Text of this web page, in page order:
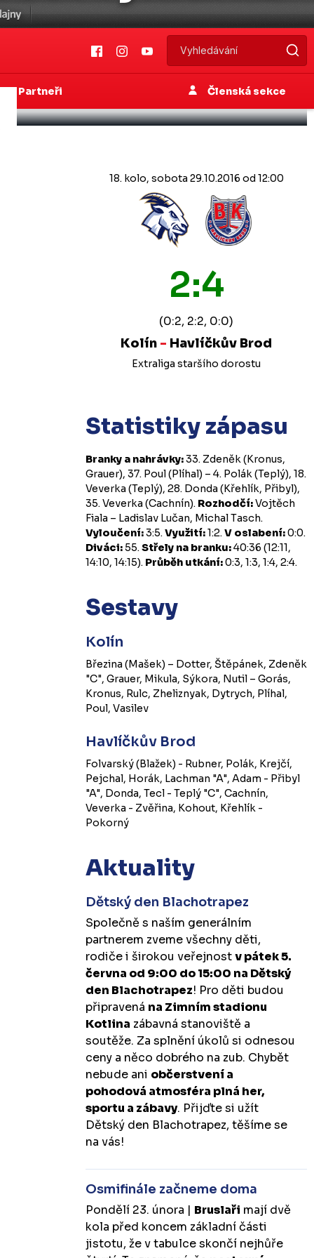
Partneři Členská sekce
18. kolo, sobota 29.10.2016 od 12:00
2:4
(0:2, 2:2, 0:0)
Kolín - Havlíčkův Brod
Extraliga staršího dorostu
Statistiky zápasu
Branky a nahrávky:33. Zdeněk (Kronus,
Grauer), 37. Poul (Plíhal) – 4. Polák (Teplý), 18.
Veverka (Teplý), 28. Donda (Křehlík, Přibyl),
35. Veverka (Cachnín). Rozhodčí:Vojtěch
Fiala – Ladislav Lučan, Michal Tasch.
Vyloučení:3:5.Využití:1:2.V oslabení:0:0.
Diváci:55.Střely na branku:40:36 (12:11,
14:10, 14:15). Průběh utkání:0:3, 1:3, 1:4, 2:4.
Sestavy
Kolín
Březina (Mašek) – Dotter, Štěpánek, Zdeněk
"C", Grauer, Mikula, Sýkora, Nutil – Gorás,
Kronus, Rulc, Zheliznyak, Dytrych, Plíhal,
Poul, Vasilev
Havlíčkův Brod
Folvarský (Blažek) - Rubner, Polák, Krejčí,
Pejchal, Horák, Lachman "A", Adam - Přibyl
"A", Donda, Tecl - Teplý "C", Cachnín,
Veverka - Zvěřina, Kohout, Křehlík -
Pokorný
Aktuality
Dětský den Blachotrapez
Společně s naším generálním
partnerem zveme všechny děti,
rodiče i širokou veřejnostv pátek 5.
června od 9:00 do 15:00 na Dětský
den Blachotrapez! Pro děti budou
připravená na Zimním stadionu
Kotlina zábavná stanoviště a
soutěže. Za splnění úkolů si odnesou
ceny a něco dobrého na zub. Chybět
nebude ani občerstvení a
pohodová atmosféra plná her,
sportu a zábavy. Přijďte si užít
Dětský den Blachotrapez, těšíme se
na vás!
Osmifinále začneme doma
Pondělí 23. února | Bruslaři mají dvě
kola před koncem základní části
jistotu, že v tabulce skončí nejhůře